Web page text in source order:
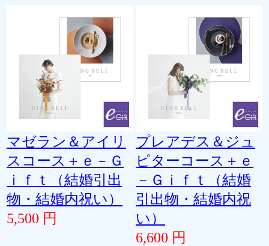
マゼラン＆アイリ
スコース＋ｅ－Ｇ
ｉｆｔ（結婚引出
物・結婚内祝い）
5,500 円
プレアデス＆ジュ
ピターコース＋ｅ
－Ｇｉｆｔ（結婚
引出物・結婚内祝
い）
6,600 円